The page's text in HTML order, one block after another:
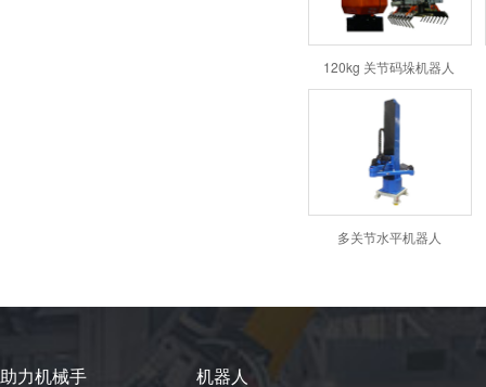
120kg 关节码垛机器人
多关节水平机器人
助力机械手 机器人